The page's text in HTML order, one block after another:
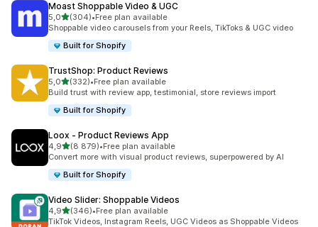
Moast Shoppable Video & UGC
5,0av 5 stjerner
(304)
Totalt 304 omtaler
•Free plan available
Shoppable video carousels from your Reels, TikToks & UGC video
Built for Shopify
TrustShop: Product Reviews
5,0av 5 stjerner
(332)
Totalt 332 omtaler
•Free plan available
Build trust with review app, testimonial, store reviews import
Built for Shopify
Loox ‑ Product Reviews App
4,9av 5 stjerner
(8 879)
Totalt 8879 omtaler
•Free plan available
Convert more with visual product reviews, superpowered by AI
Built for Shopify
Video Slider: Shoppable Videos
4,9av 5 stjerner
(346)
Totalt 346 omtaler
•Free plan available
TikTok Videos, Instagram Reels, UGC Videos as Shoppable Videos